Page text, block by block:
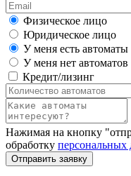
Физическое лицо
Юридическое лицо
У меня есть автоматы
У меня нет автоматов
Кредит/лизинг
Нажимая на кнопку
обработку персональных
Отправить заявку